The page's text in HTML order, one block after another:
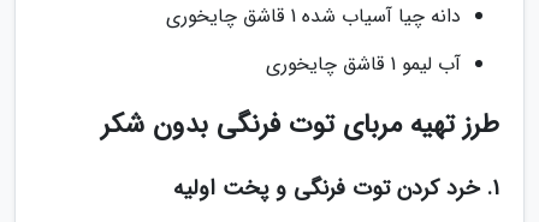
دانه چیا آسیاب شده 1 قاشق چایخوری
آب لیمو 1 قاشق چایخوری
طرز تهیه مربای توت فرنگی بدون شکر
1. خرد کردن توت فرنگی و پخت اولیه